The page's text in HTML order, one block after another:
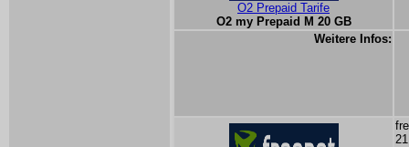
O2 Prepaid Tarife
O2 my Prepaid M 20 GB
Weitere Infos: